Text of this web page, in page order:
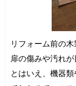
リフォーム前の木
扉の傷みや汚れが
とはいえ、機器